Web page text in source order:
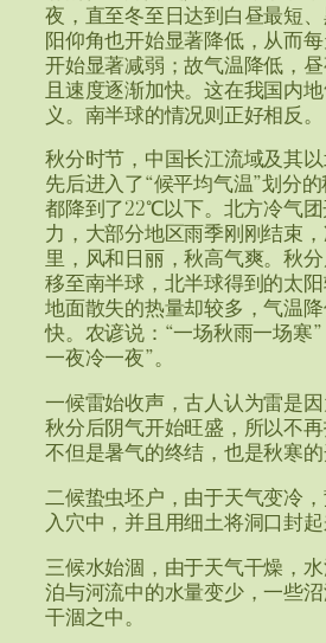
夜，直至冬至日达到白昼最短
阳仰角也开始显著降低，从而
开始显著减弱；故气温降低，
且速度逐渐加快。这在我国内
义。南半球的情况则正好相反。
秋分时节，中国长江流域及其
先后进入了“候平均气温”划分
都降到了22℃以下。北方冷气
力，大部分地区雨季刚刚结束
里，风和日丽，秋高气爽。秋
移至南半球，北半球得到的太
地面散失的热量却较多，气温
快。农谚说：“一场秋雨一场寒”
一夜冷一夜”。
一候雷始收声，古人认为雷是
秋分后阴气开始旺盛，所以不
不但是暑气的终结，也是秋寒的
二候蛰虫坯户，由于天气变冷
入穴中，并且用细土将洞口封起
三候水始涸，由于天气干燥，
泊与河流中的水量变少，一些
干涸之中。